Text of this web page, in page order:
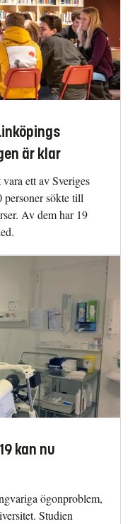
är klar
ett av Sveriges
personer sökte till
Av dem har 19
kan nu
ögonproblem,
Studien